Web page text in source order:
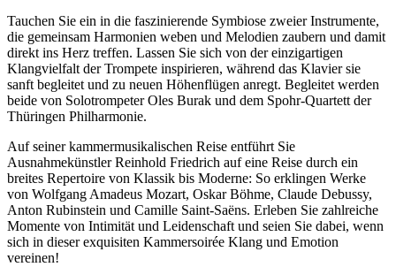
Tauchen Sie ein in die faszinierende Symbiose zweier Instrumente,
die gemeinsam Harmonien weben und Melodien zaubern und damit
direkt ins Herz treffen. Lassen Sie sich von der einzigartigen
Klangvielfalt der Trompete inspirieren, während das Klavier sie
sanft begleitet und zu neuen Höhenflügen anregt. Begleitet werden
beide von Solotrompeter Oles Burak und dem Spohr-Quartett der
Thüringen Philharmonie.
Auf seiner kammermusikalischen Reise entführt Sie
Ausnahmekünstler Reinhold Friedrich auf eine Reise durch ein
breites Repertoire von Klassik bis Moderne: So erklingen Werke
von Wolfgang Amadeus Mozart, Oskar Böhme, Claude Debussy,
Anton Rubinstein und Camille Saint-Saëns. Erleben Sie zahlreiche
Momente von Intimität und Leidenschaft und seien Sie dabei, wenn
sich in dieser exquisiten Kammersoirée Klang und Emotion
vereinen!